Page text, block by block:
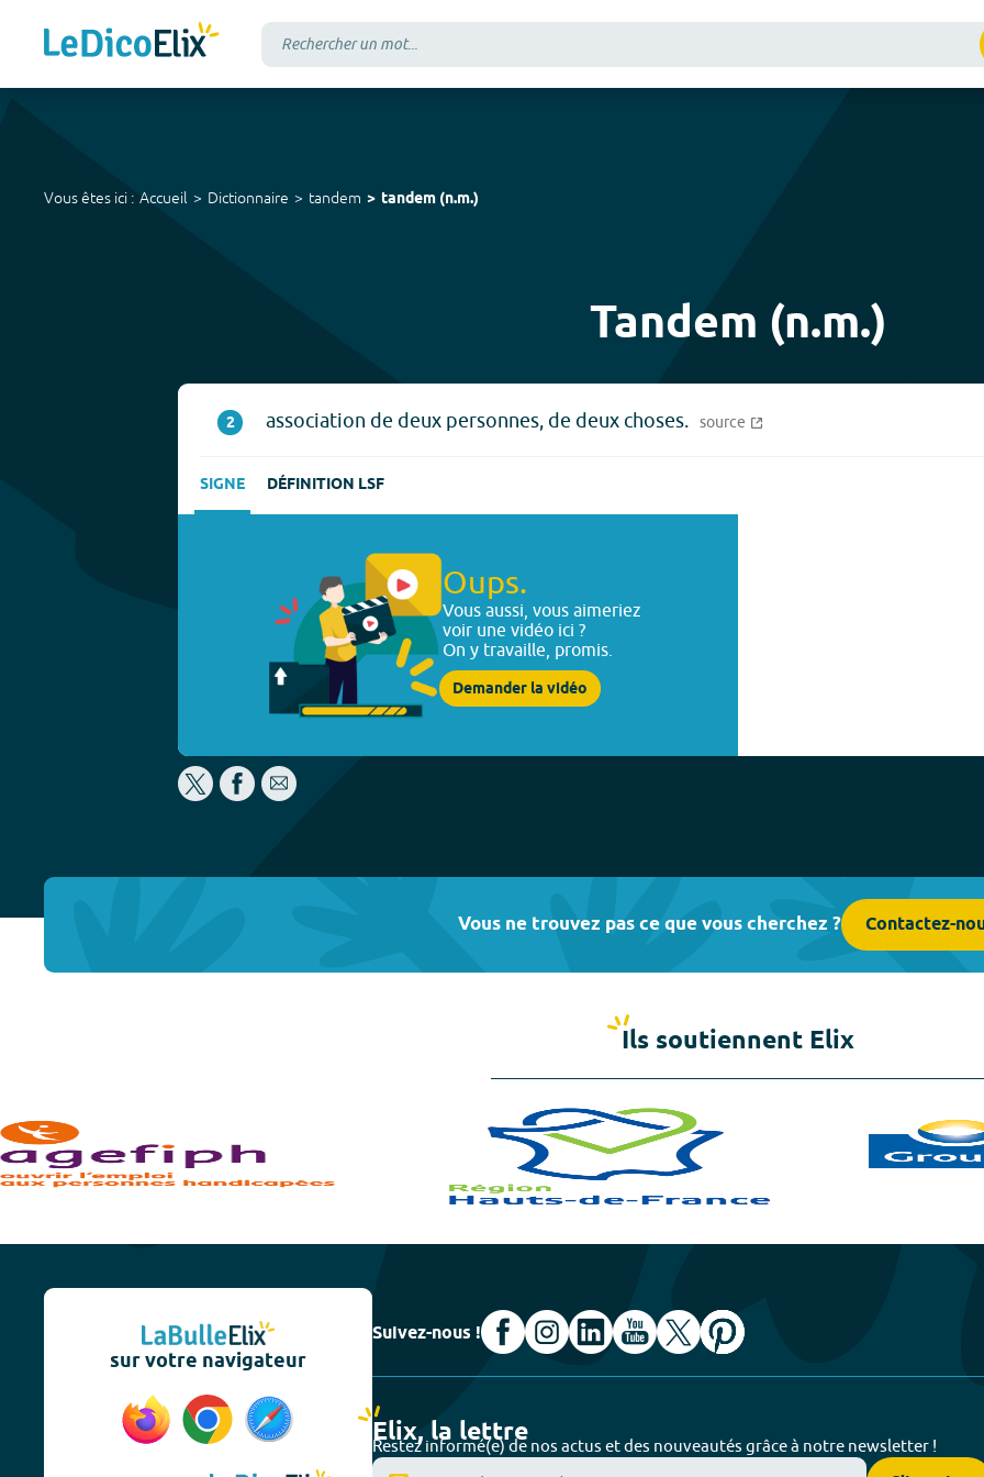
Vous êtes ici : Accueil Dictionnaire tandem tandem (n.m.)
Tandem (n.m.)
2 association de deux personnes, de deux choses. source
SIGNE DÉFINITION LSF
Oups.
Vous aussi, vous aimeriez
voir une vidéo ici ?
On y travaille, promis.
Demander la vidéo
Vous ne trouvez pas ce que vous cherchez ? Contactez-
Ils soutiennent Elix
sur votre navigateur
Suivez-nous !
Elix, la lettre
Restez informé(e) de nos actus et des nouveautés grâce à notre newsletter !